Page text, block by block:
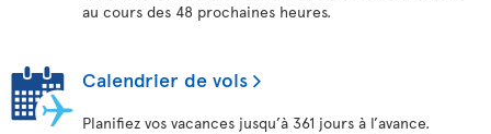
au cours des 48 prochaines heures.
Calendrier de vols
Planifiez vos vacances jusqu’à 361 jours à l’avance.